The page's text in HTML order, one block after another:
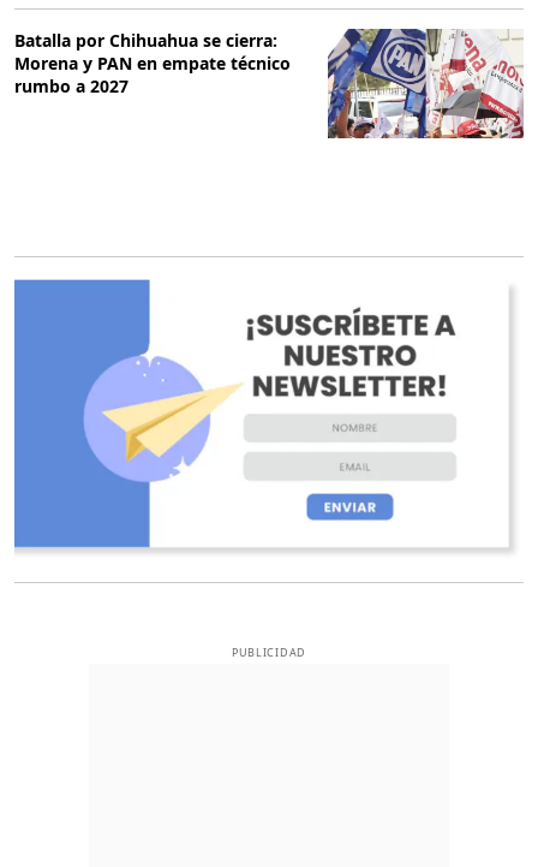
Batalla por Chihuahua se cierra:
Morena y PAN en empate técnico
rumbo a 2027
PUBLICIDAD